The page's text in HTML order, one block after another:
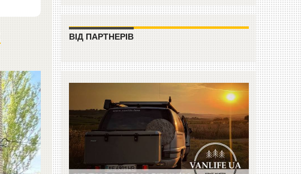
ВІД ПАРТНЕРІВ